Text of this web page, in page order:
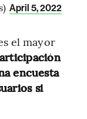
April 5, 2022
el mayor
encuesta
si